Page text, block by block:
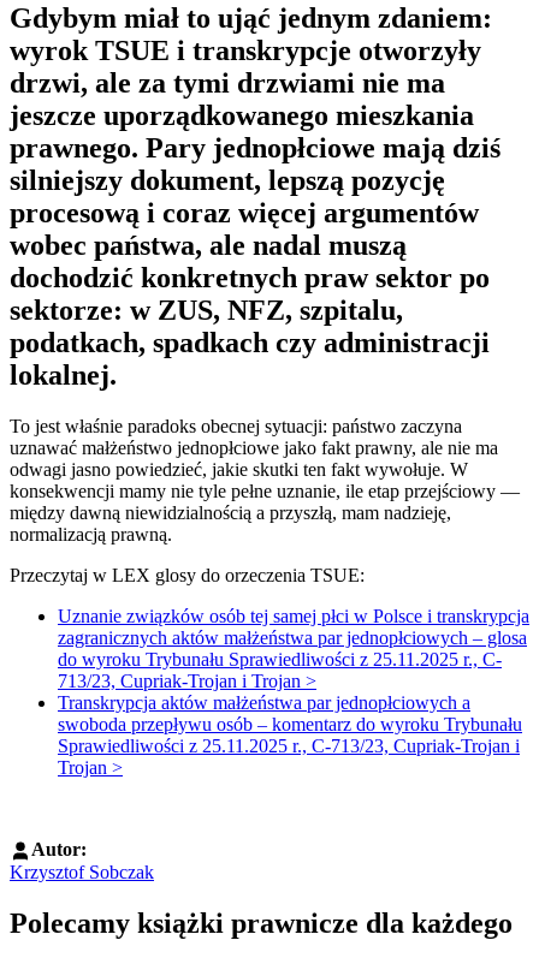
Gdybym miał to ująć jednym zdaniem:
wyrok TSUE i transkrypcje otworzyły
drzwi, ale za tymi drzwiami nie ma
jeszcze uporządkowanego mieszkania
prawnego. Pary jednopłciowe mają dziś
silniejszy dokument, lepszą pozycję
procesową i coraz więcej argumentów
wobec państwa, ale nadal muszą
dochodzić konkretnych praw sektor po
sektorze: w ZUS, NFZ, szpitalu,
podatkach, spadkach czy administracji
lokalnej.
To jest właśnie paradoks obecnej sytuacji: państwo zaczyna
uznawać małżeństwo jednopłciowe jako fakt prawny, ale nie ma
odwagi jasno powiedzieć, jakie skutki ten fakt wywołuje. W
konsekwencji mamy nie tyle pełne uznanie, ile etap przejściowy —
między dawną niewidzialnością a przyszłą, mam nadzieję,
normalizacją prawną.
Przeczytaj w LEX glosy do orzeczenia TSUE:
Uznanie związków osób tej samej płci w Polsce i transkrypcja
zagranicznych aktów małżeństwa par jednopłciowych – glosa
do wyroku Trybunału Sprawiedliwości z 25.11.2025 r., C-
713/23, Cupriak-Trojan i Trojan >
Transkrypcja aktów małżeństwa par jednopłciowych a
swoboda przepływu osób – komentarz do wyroku Trybunału
Sprawiedliwości z 25.11.2025 r., C-713/23, Cupriak-Trojan i
Trojan >
Autor:
Krzysztof Sobczak
Polecamy książki prawnicze dla każdego